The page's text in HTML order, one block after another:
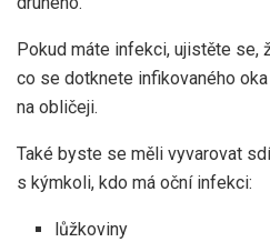
Pokud máte infekci, ujistěte se,
co se dotknete infikovaného
na obličeji.
Také byste se měli vyvarovat
s kýmkoli, kdo má oční infekci:
lůžkoviny